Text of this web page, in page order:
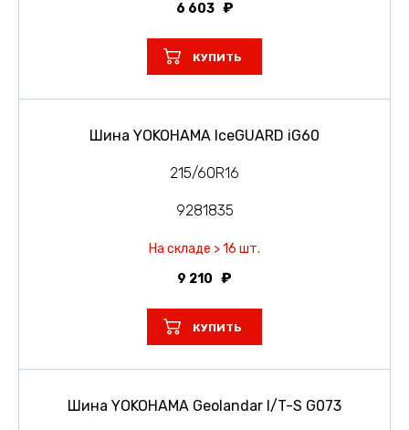
6 603
КУПИТЬ
Шина YOKOHAMA IceGUARD iG60
215/60R16
9281835
На складе > 16 шт.
9 210
КУПИТЬ
Шина YOKOHAMA Geolandar I/T-S G073